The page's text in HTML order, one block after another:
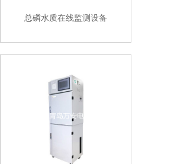
总磷水质在线监测设备